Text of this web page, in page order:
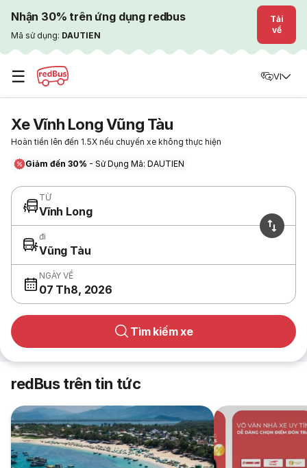
Nhận 30% trên ứng dụng redbus
Mã sử dụng: DAUTIEN
Tải
về
☰ VI
Xe Vĩnh Long Vũng Tàu
Hoàn tiền lên đến 1.5X nếu chuyến xe không thực hiện
Giảm đến 30% - Sử Dụng Mã: DAUTIEN
TỪ
Vĩnh Long
đi
Vũng Tàu
NGÀY VỀ
07 Th8, 2026
Tìm kiếm xe
redBus trên tin tức